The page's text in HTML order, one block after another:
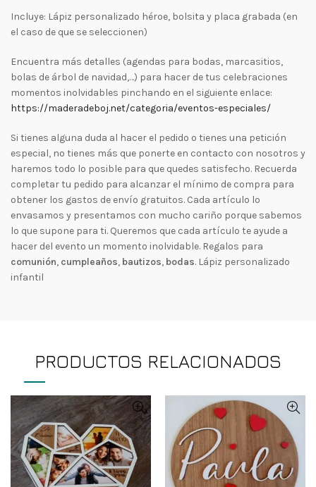
Incluye: Lápiz personalizado héroe, bolsita y placa grabada (en
el caso de que se seleccionen)
Encuentra más detalles (agendas para bodas, marcasitios,
bolas de árbol de navidad,…) para hacer de tus celebraciones
momentos inolvidables pinchando en el siguiente enlace:
https://maderadeboj.net/categoria/eventos-especiales/
Si tienes alguna duda al hacer el pedido o tienes una petición
especial, no tienes más que ponerte en contacto con nosotros y
haremos todo lo posible para que quedes satisfecho. Recuerda
completar tu pedido para alcanzar el mínimo de compra para
obtener los gastos de envío gratuitos. Cada artículo lo
envasamos y presentamos con mucho cariño porque sabemos
lo que supone para ti. Queremos que cada artículo te ayude a
hacer del evento un momento inolvidable. Regalos para
comunión, cumpleaños, bautizos, bodas. Lápiz personalizado
infantil
PRODUCTOS RELACIONADOS